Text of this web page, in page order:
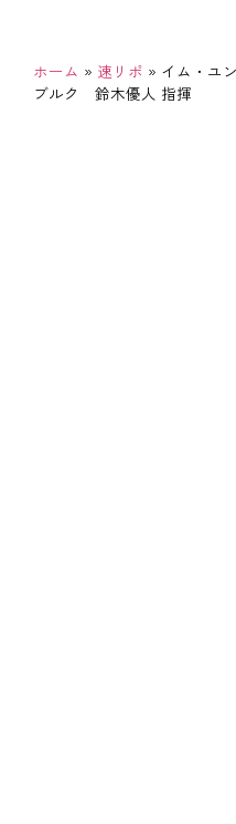
ホーム » 速リポ » イム・ユ
ブルク 鈴木優人 指揮